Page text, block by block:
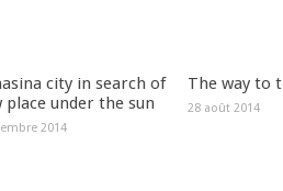
city in search of
place under the sun
2014
The way to
28 août 2014